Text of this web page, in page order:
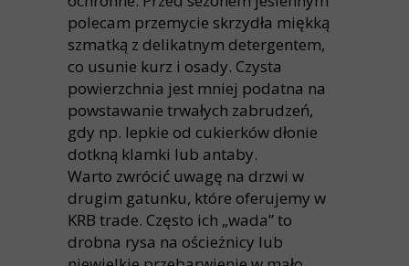
polecam przemycie skrzydła miękką
szmatką z delikatnym detergentem,
co usunie kurz i osady. Czysta
powierzchnia jest mniej podatna na
powstawanie trwałych zabrudzeń,
gdy np. lepkie od cukierków dłonie
dotkną klamki lub antaby.
Warto zwrócić uwagę na drzwi w
drugim gatunku, które oferujemy w
KRB trade. Często ich „wada” to
drobna rysa na ościeżnicy lub